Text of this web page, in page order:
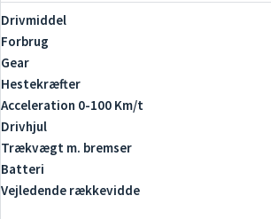
Drivmiddel
Forbrug
Gear
Hestekræfter
Acceleration 0-100 Km/t
Drivhjul
Trækvægt m. bremser
Batteri
Vejledende rækkevidde